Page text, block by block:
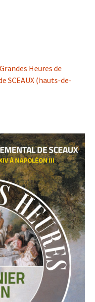
Heures de
SCEAUX (hauts-de-